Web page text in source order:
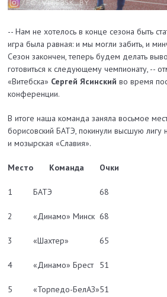
-- Нам не хотелось в конце сезона быть
игра была равная: и мы могли забить, и
Сезон закончен, теперь будем делать
готовиться к следующему чемпионату, --
«Витебска» Сергей Ясинскийво время
конференции.
В итоге наша команда заняла восьмое
борисовский БАТЭ, покинули высшую лигу
и мозырская «Славия».
Место Команда Очки
1 БАТЭ 68
2 «Динамо» Минск 68
3 «Шахтер» 65
4 «Динамо» Брест 51
5 «Торпедо-БелАЗ»51